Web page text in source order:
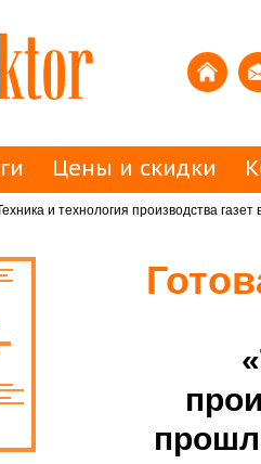
Цены и скидки
и технология производства